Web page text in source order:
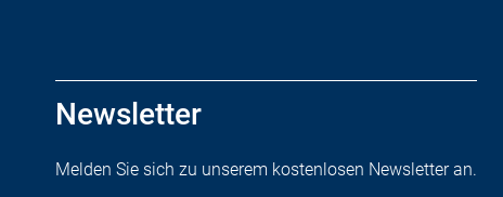
Newsletter
Melden Sie sich zu unserem kostenlosen Newsletter an.